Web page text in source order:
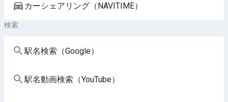
カーシェアリング（NAVITIME）
検索
駅名検索（Google）
駅名動画検索（YouTube）